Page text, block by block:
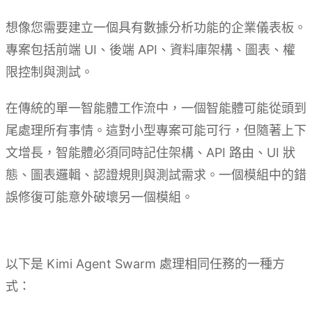
想像您需要建立一個具有數據分析功能的企業儀表板。
專案包括前端 UI、後端 API、資料庫架構、圖表、權
限控制與測試。
在傳統的單一智能體工作流中，一個智能體可能從頭到
尾處理所有事情。這對小型專案可能可行，但隨著上下
文增長，智能體必須同時記住架構、API 路由、UI 狀
態、圖表邏輯、認證規則與測試需求。一個模組中的錯
誤修復可能意外破壞另一個模組。
以下是 Kimi Agent Swarm 處理相同任務的一種方
式：